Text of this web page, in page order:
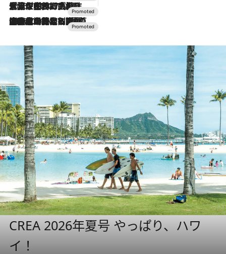
2026.7.17
「土佐和ハーブかき氷」がOMO7高知に登場！生姜、山椒、大葉など目にも舌にも涼を呼ぶ郷土の味
2026.7.10
NEW OPEN！【界 草津】名湯の地に誕生。趣の異なる2種の温泉と上州ならではの会席・蕎麦割烹など美食を味わう究極の癒やし旅
CREA 2026年夏号 やっぱり、ハワ
イ！